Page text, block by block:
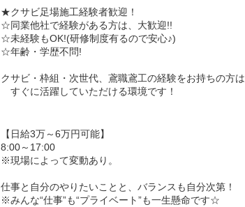
★クサビ足場施工経験者歓迎！
☆同業他社で経験がある方は、大歓迎!!
☆未経験もOK!(研修制度有るので安心♪)
☆年齢・学歴不問!
クサビ・枠組・次世代、鳶職鳶工の経験をお持ちの方は
すぐに活躍していただける環境です！
【日給3万～6万円可能】
8:00～17:00
※現場によって変動あり。
仕事と自分のやりたいことと、バランスも自分次第！
※みんな“仕事”も“プライベート”も一生懸命です☆